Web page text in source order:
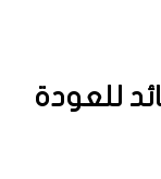
للعودة